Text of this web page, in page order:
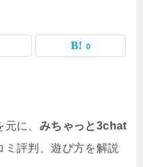
0
に、 みちゃっと3chat
評判、遊び方を解説